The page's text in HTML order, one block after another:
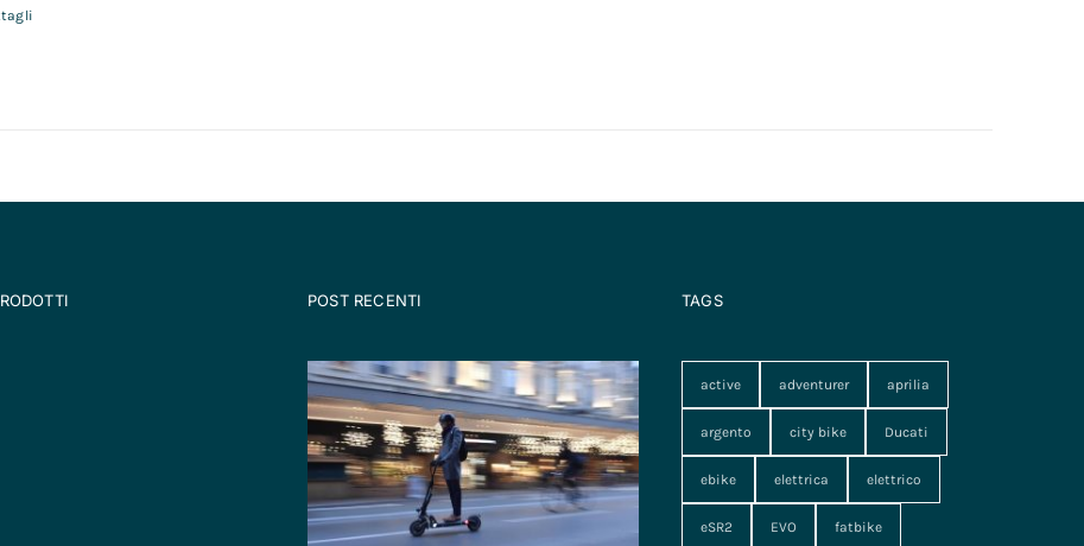
POST RECENTI TAGS
active adventurer aprilia
argento city bike Ducati
ebike elettrica elettrico
eSR2 EVO fatbike